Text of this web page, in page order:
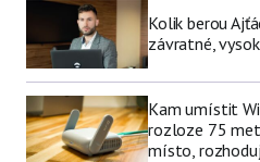
Kolik berou
závratné,
Kam umístit
rozloze 75
místo,